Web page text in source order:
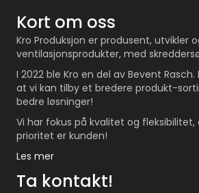
Kort om oss
Kro Produksjon er produsent, utvikler
ventilasjonsprodukter, med
I 2022 ble Kro en del av Bevent
at vi kan tilby et bredere produkt-
bedre løsninger!
Vi har fokus på kvalitet og fleksibilitet,
prioritet er kunden!
Les mer
Ta kontakt!